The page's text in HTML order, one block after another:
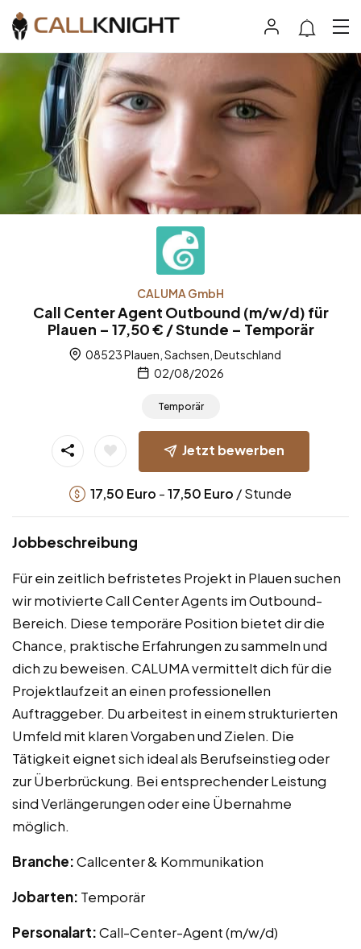
CALUMA GmbH
Call Center Agent Outbound (m/w/d) für
Plauen – 17,50 € / Stunde – Temporär
08523 Plauen, Sachsen, Deutschland
02/08/2026
Temporär
Jetzt bewerben
17,50 Euro -17,50 Euro / Stunde
Jobbeschreibung
Für ein zeitlich befristetes Projekt in Plauen suchen
wir motivierte Call Center Agents im Outbound-
Bereich. Diese temporäre Position bietet dir die
Chance, praktische Erfahrungen zu sammeln und
dich zu beweisen. CALUMA vermittelt dich für die
Projektlaufzeit an einen professionellen
Auftraggeber. Du arbeitest in einem strukturierten
Umfeld mit klaren Vorgaben und Zielen. Die
Tätigkeit eignet sich ideal als Berufseinstieg oder
zur Überbrückung. Bei entsprechender Leistung
sind Verlängerungen oder eine Übernahme
möglich.
Branche:Callcenter & Kommunikation
Jobarten: Temporär
Personalart:Call-Center-Agent (m/w/d)